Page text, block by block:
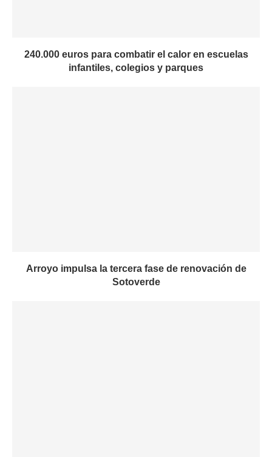
240.000 euros para combatir el calor en escuelas
infantiles, colegios y parques
Arroyo impulsa la tercera fase de renovación de
Sotoverde